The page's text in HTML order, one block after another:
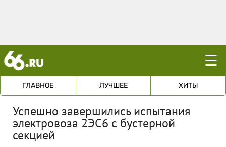
☰
ГЛАВНОЕ ЛУЧШЕЕ ХИТЫ
Успешно завершились испытания
электровоза 2ЭС6 с бустерной
секцией